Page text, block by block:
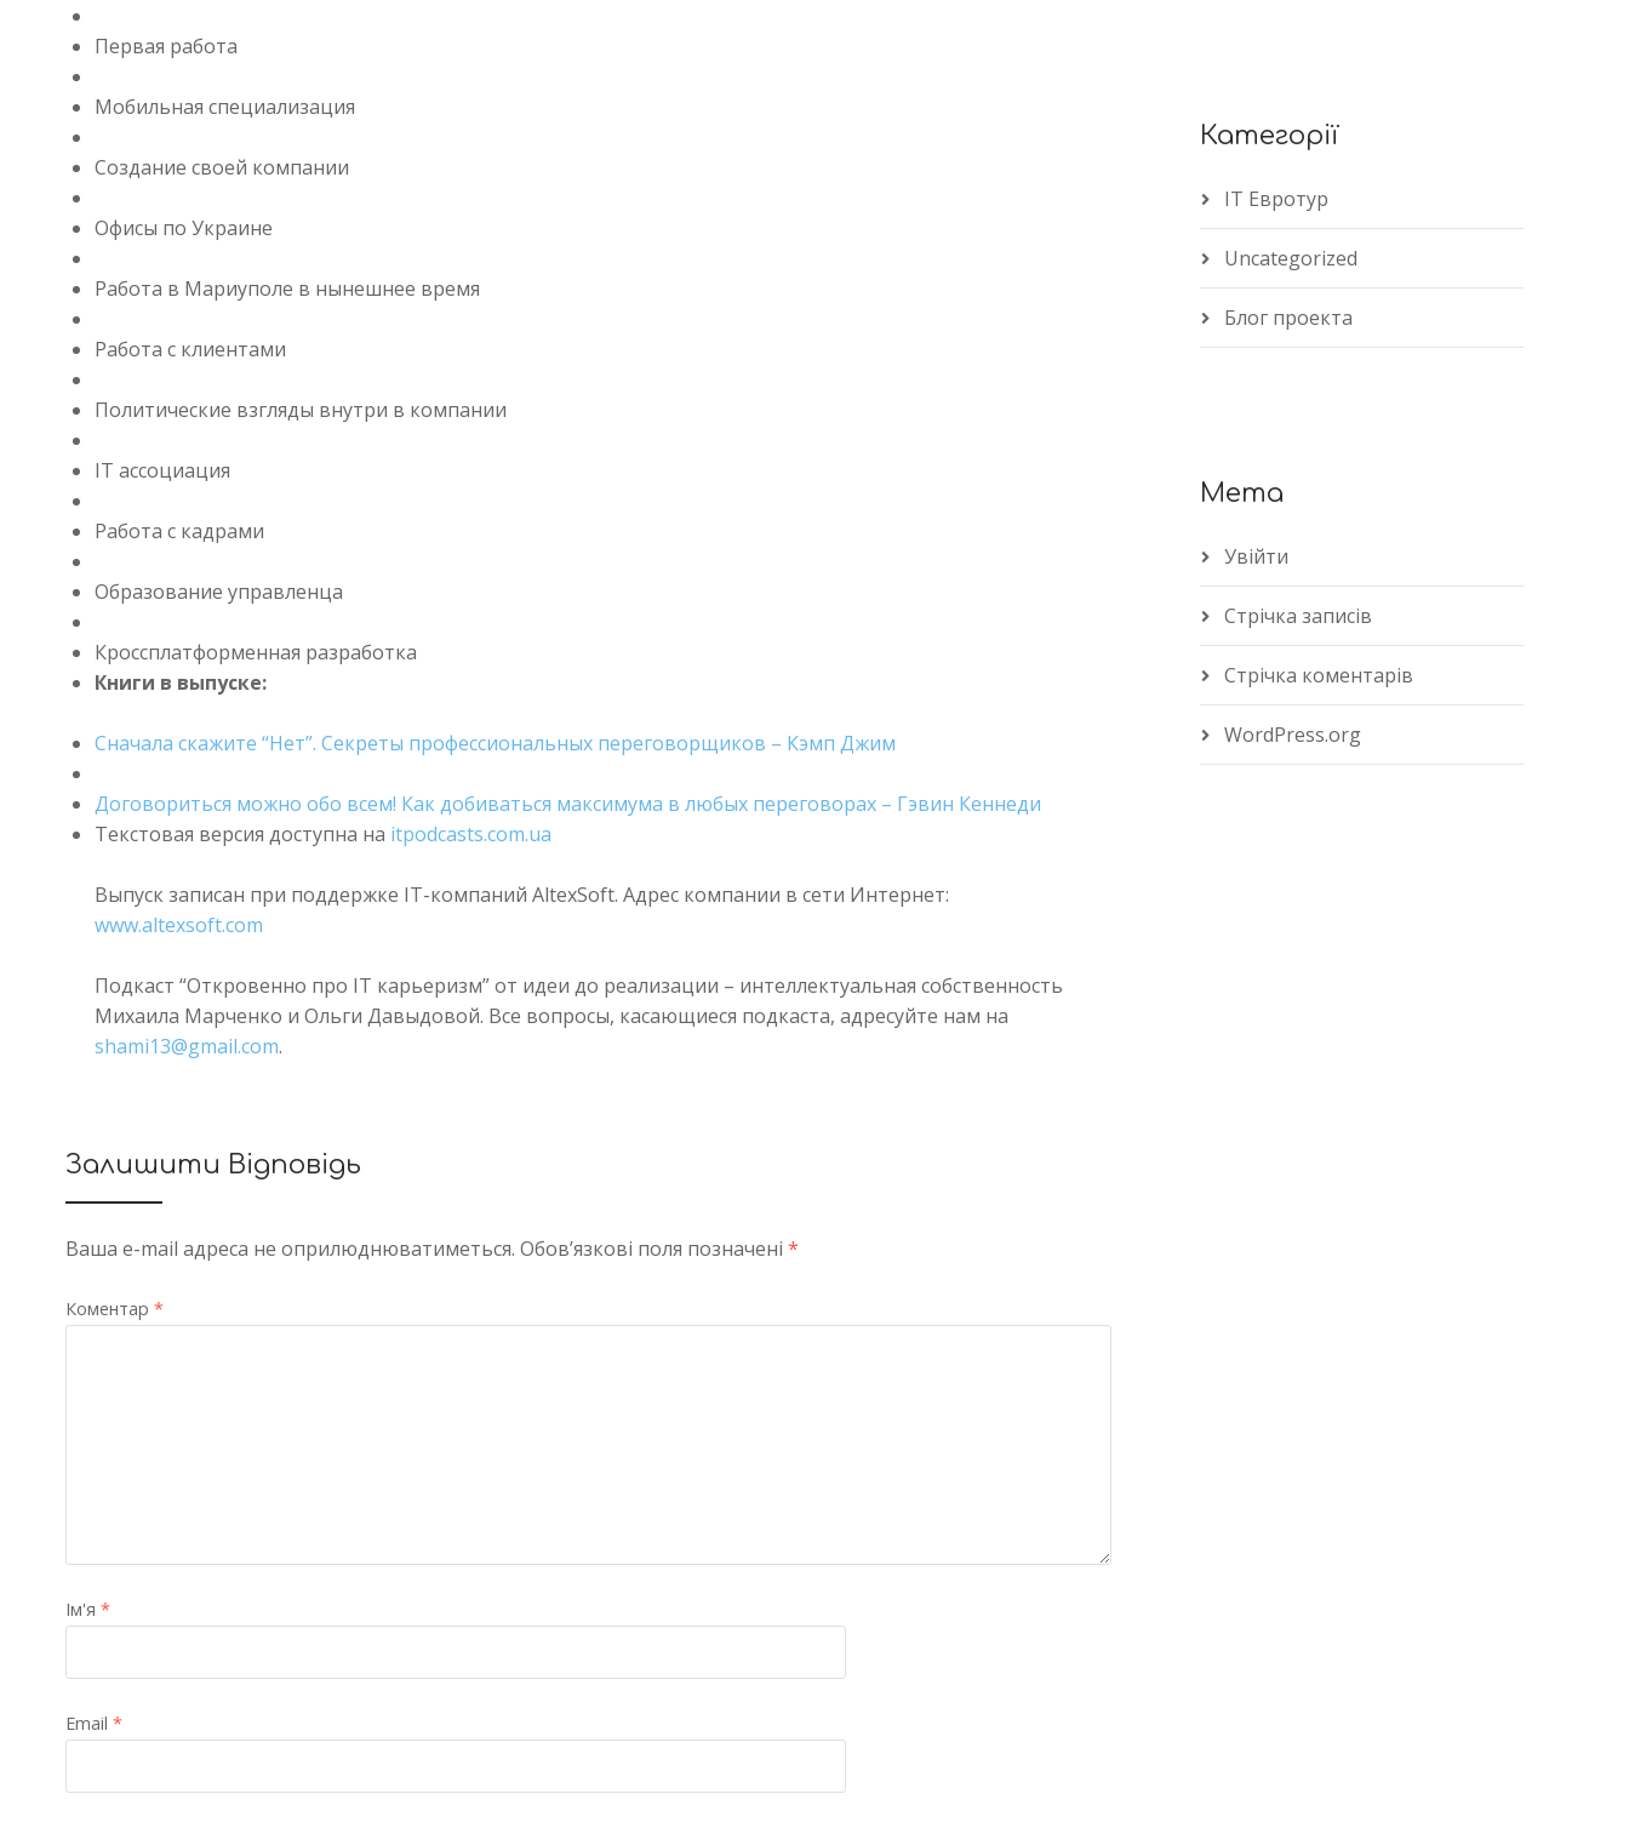
Первая работа
Мобильная специализация
Создание своей компании
Офисы по Украине
Работа в Мариуполе в нынешнее время
Работа с клиентами
Политические взгляды внутри в компании
IT ассоциация
Работа с кадрами
Образование управленца
Кроссплатформенная разработка
Книги в выпуске:
Сначала скажите “Нет”. Секреты профессиональных переговорщиков – Кэмп Джим
Договориться можно обо всем! Как добиваться максимума в любых переговорах – Гэвин Кеннеди
Текстовая версия доступна на itpodcasts.com.ua
Выпуск записан при поддержке IT-компаний AltexSoft. Адрес компании в сети Интернет:
www.altexsoft.com
Подкаст “Откровенно про IT карьеризм” от идеи до реализации – интеллектуальная собственность
Михаила Марченко и Ольги Давыдовой. Все вопросы, касающиеся подкаста, адресуйте нам на
shami13@gmail.com.
Залишити Відповідь
Ваша e-mail адреса не оприлюднюватиметься. Обов’язкові поля позначені *
Коментар *
Ім'я *
Email *
Категорії
IT Евротур
Uncategorized
Блог проекта
Мета
Увійти
Стрічка записів
Стрічка коментарів
WordPress.org